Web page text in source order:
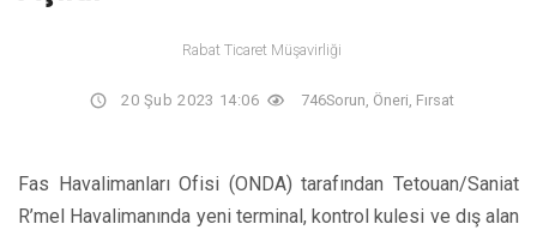
Rabat Ticaret Müşavirliği
20 Şub 2023 14:06 746Sorun, Öneri, Fırsat
Fas Havalimanları Ofisi (ONDA) tarafından Tetouan/Saniat
R’mel Havalimanında yeni terminal, kontrol kulesi ve dış alan